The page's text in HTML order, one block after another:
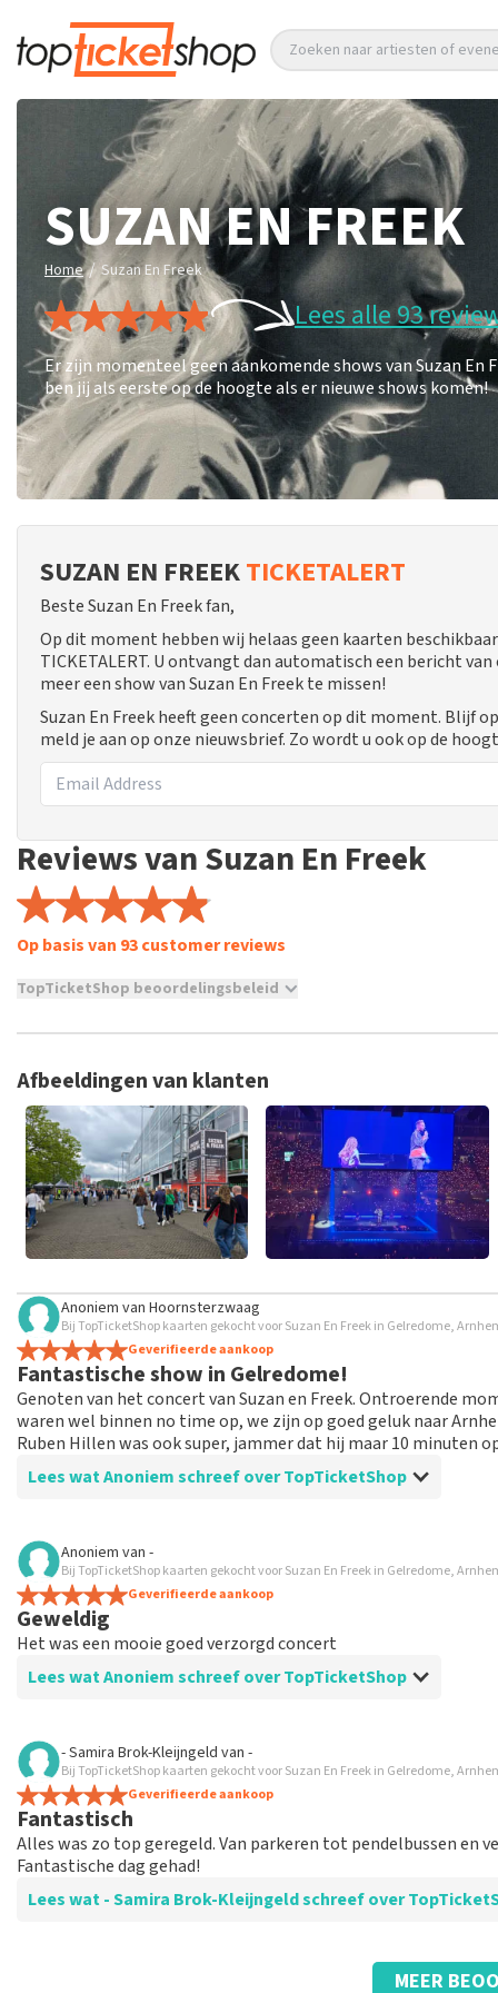
Zoeken naar artiesten of
SUZAN EN FREEK
Home / Suzan En Freek
Lees alle 93
Er zijn momenteel geen aankomende shows van Suzan En
ben jij als eerste op de hoogte als er nieuwe shows komen!
SUZAN EN FREEKTICKETALERT
Beste Suzan En Freek fan,
Op dit moment hebben wij helaas geen kaarten
TICKETALERT. U ontvangt dan automatisch een bericht
meer een show van Suzan En Freek te missen!
Suzan En Freek heeft geen concerten op dit moment. Blijf
meld je aan op onze nieuwsbrief. Zo wordt u ook op de
Reviews van Suzan En Freek
Op basis van 93 customer reviews
TopTicketShop beoordelingsbeleid
TopTicketShop verzamelt reviews van echte klanten. Het is
weken duren voordat een review wordt geplaatst.
Afbeeldingen van klanten
Anoniem van Hoornsterzwaag
Bij TopTicketShop kaarten gekocht voor Suzan En Freek in Gelredome,
Geverifieerde aankoop
Fantastische show in Gelredome!
Genoten van het concert van Suzan en Freek. Ontroerende
waren wel binnen no time op, we zijn op goed geluk naar
Ruben Hillen was ook super, jammer dat hij maar 10 minuten
Lees wat Anoniem schreef over TopTicketShop
Beoordeling van Anoniem over
Prima geïnformeerd
Anoniem van -
Bij TopTicketShop kaarten gekocht voor Suzan En Freek in Gelredome,
Geverifieerde aankoop
Geweldig
Het was een mooie goed verzorgd concert
Lees wat Anoniem schreef over TopTicketShop
Beoordeling van Anoniem over
Prima geregeld alles
Super
- Samira Brok-Kleijngeld van -
Bij TopTicketShop kaarten gekocht voor Suzan En Freek in Gelredome,
Geverifieerde aankoop
Fantastisch
Alles was zo top geregeld. Van parkeren tot pendelbussen en
Fantastische dag gehad!
Lees wat - Samira Brok-Kleijngeld schreef over
TopTicketShop
MEER